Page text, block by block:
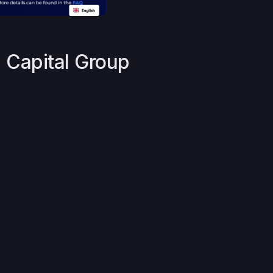
Group